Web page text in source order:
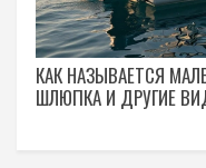
КАК НАЗЫВАЕТСЯ
ШЛЮПКА И ДРУГИЕ